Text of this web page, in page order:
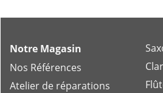
Notre Magasin
Nos Références
Atelier de réparations